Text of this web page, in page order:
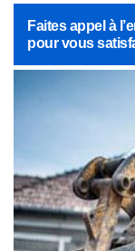
Faites appel à
pour vous